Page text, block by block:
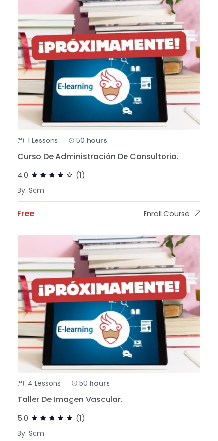
1 Lessons 50 hours
Curso De Administración De Consultorio.
4.0 (1)
By: Sam
Free Enroll Course
4 Lessons 50 hours
Taller De Imagen Vascular.
5.0 (1)
By: Sam